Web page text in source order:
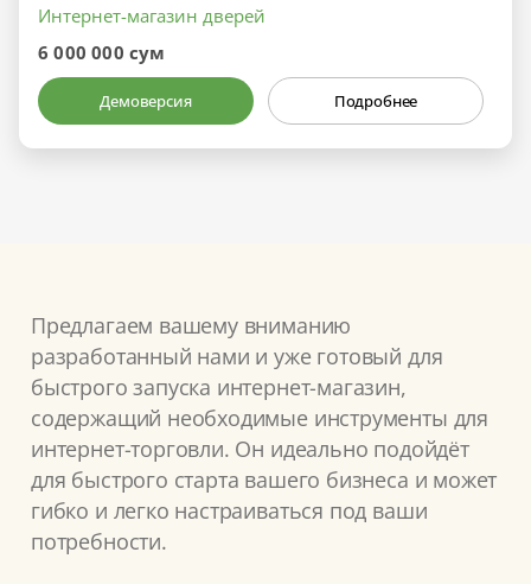
Интернет-магазин дверей
6 000 000 сум
Демоверсия Подробнее
Предлагаем вашему вниманию
разработанный нами и уже готовый для
быстрого запуска интернет-магазин,
содержащий необходимые инструменты для
интернет-торговли. Он идеально подойдёт
для быстрого старта вашего бизнеса и может
гибко и легко настраиваться под ваши
потребности.